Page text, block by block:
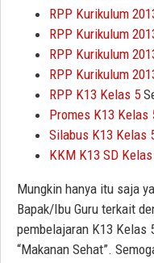
RPP Kurikulum
RPP Kurikulum
RPP Kurikulum
RPP Kurikulum
RPP K13 Kelas 5
Promes K13 Kelas
Silabus K13 Kelas
KKM K13 SD
Mungkin hanya itu saja
Bapak/Ibu Guru terkait
pembelajaran K13 Kelas
“Makanan Sehat”.